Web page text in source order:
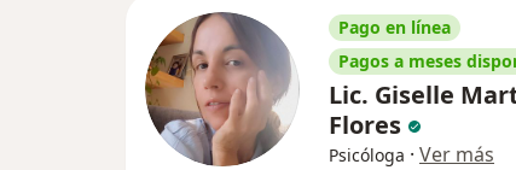
Pago en línea
Pagos a meses
Lic. Giselle
Flores
Psicóloga · Ver más